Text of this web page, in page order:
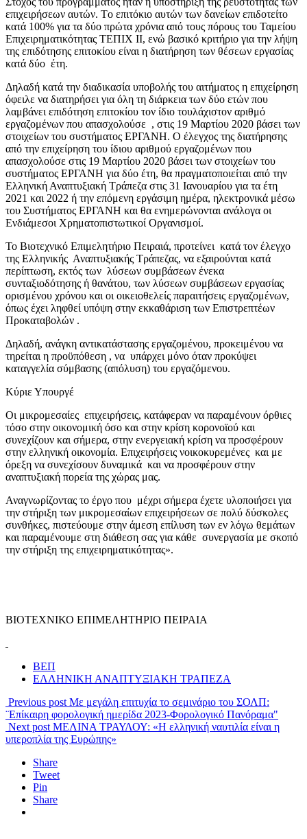
επιχειρήσεων αυτών. Τo επιτόκιο αυτών των δανείων επιδοτείτο
κατά 100% για τα δύο πρώτα χρόνια από τους πόρους του Ταμείου
Επιχειρηματικότητας ΤΕΠΙΧ ΙΙ, ενώ βασικό κριτήριο για την λήψη
της επιδότησης επιτοκίου είναι η διατήρηση των θέσεων εργασίας
κατά δύο έτη.
Δηλαδή κατά την διαδικασία υποβολής του αιτήματος η επιχείρηση
όφειλε να διατηρήσει για όλη τη διάρκεια των δύο ετών που
λαμβάνει επιδότηση επιτοκίου τον ίδιο τουλάχιστον αριθμό
εργαζομένων που απασχολούσε , στις 19 Μαρτίου 2020 βάσει των
στοιχείων του συστήματος ΕΡΓΑΝΗ. Ο έλεγχος της διατήρησης
από την επιχείρηση του ίδιου αριθμού εργαζομένων που
απασχολούσε στις 19 Μαρτίου 2020 βάσει των στοιχείων του
συστήματος ΕΡΓΑΝΗ για δύο έτη, θα πραγματοποιείται από την
Ελληνική Αναπτυξιακή Τράπεζα στις 31 Ιανουαρίου για τα έτη
2021 και 2022 ή την επόμενη εργάσιμη ημέρα, ηλεκτρονικά μέσω
του Συστήματος ΕΡΓΑΝΗ και θα ενημερώνονται ανάλογα οι
Ενδιάμεσοι Χρηματοπιστωτικοί Οργανισμοί.
Το Βιοτεχνικό Επιμελητήριο Πειραιά, προτείνει κατά τον έλεγχο
της Ελληνικής Αναπτυξιακής Τράπεζας, να εξαιρούνται κατά
περίπτωση, εκτός των λύσεων συμβάσεων ένεκα
συνταξιοδότησης ή θανάτου, των λύσεων συμβάσεων εργασίας
ορισμένου χρόνου και οι οικειοθελείς παραιτήσεις εργαζομένων,
όπως έχει ληφθεί υπόψη στην εκκαθάριση των Επιστρεπτέων
Προκαταβολών .
Δηλαδή, ανάγκη αντικατάστασης εργαζομένου, προκειμένου να
τηρείται η προϋπόθεση , να υπάρχει μόνο όταν προκύψει
καταγγελία σύμβασης (απόλυση) του εργαζόμενου.
Κύριε Υπουργέ
Οι μικρομεσαίες επιχειρήσεις, κατάφεραν να παραμένουν όρθιες
τόσο στην οικονομική όσο και στην κρίση κορονοϊού και
συνεχίζουν και σήμερα, στην ενεργειακή κρίση να προσφέρουν
στην ελληνική οικονομία. Επιχειρήσεις νοικοκυρεμένες και με
όρεξη να συνεχίσουν δυναμικά και να προσφέρουν στην
αναπτυξιακή πορεία της χώρας μας.
Αναγνωρίζοντας το έργο που μέχρι σήμερα έχετε υλοποιήσει για
την στήριξη των μικρομεσαίων επιχειρήσεων σε πολύ δύσκολες
συνθήκες, πιστεύουμε στην άμεση επίλυση των εν λόγω θεμάτων
και παραμένουμε στη διάθεση σας για κάθε συνεργασία με σκοπό
την στήριξη της επιχειρηματικότητας».
ΒΙΟΤΕΧΝΙΚΟ ΕΠΙΜΕΛΗΤΗΡΙΟ ΠΕΙΡΑΙΑ
ΒΕΠ
ΕΛΛΗΝΙΚΗ ΑΝΑΠΤΥΞΙΑΚΗ ΤΡΑΠΕΖΑ
Previous post Με μεγάλη επιτυχία το σεμινάριο του ΣΟΛΠ:
¨Επίκαιρη φορολογική ημερίδα 2023-Φορολογικό Πανόραμα"
Next post ΜΕΛΙΝΑ ΤΡΑΥΛΟΥ: «Η ελληνική ναυτιλία είναι η
υπεροπλία της Ευρώπης»
Share
Tweet
Pin
Share